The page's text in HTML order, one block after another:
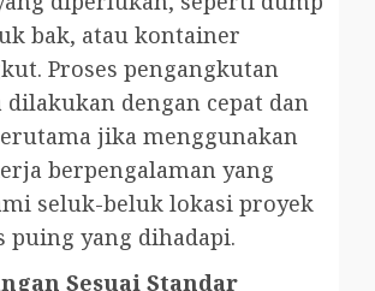
bak, atau kontainer
Proses pengangkutan
dilakukan dengan cepat dan
jika menggunakan
berpengalaman yang
seluk-beluk lokasi proyek
puing yang dihadapi.
Sesuai Standar